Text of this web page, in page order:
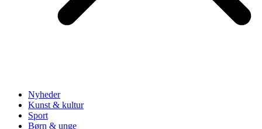
Nyheder
Kunst & kultur
Sport
Børn & unge